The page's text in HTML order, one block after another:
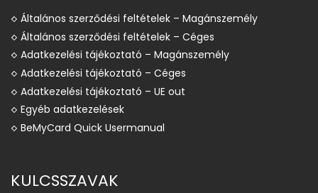
Általános szerződési feltételek – Magánszemély
Általános szerződési feltételek – Céges
Adatkezelési tájékoztató – Magánszemély
Adatkezelési tájékoztató – Céges
Adatkezelési tájékoztató – UE out
Egyéb adatkezelések
BeMyCard Quick Usermanual
KULCSSZAVAK